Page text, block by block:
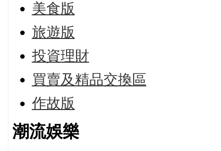
美食版
旅遊版
投資理財
買賣及精品交換區
作故版
潮流娛樂